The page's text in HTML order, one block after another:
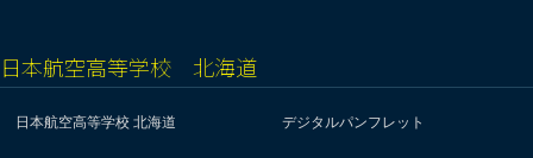
日本航空高等学校 北海道
日本航空高等学校 北海道 デジタルパンフレット